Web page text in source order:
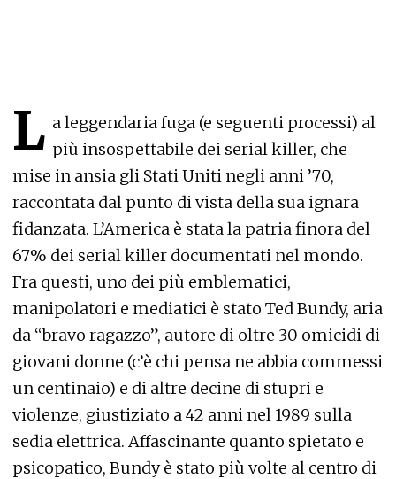
L a leggendaria fuga (e seguenti processi) al
più insospettabile dei serial killer, che
mise in ansia gli Stati Uniti negli anni ’70,
raccontata dal punto di vista della sua ignara
fidanzata. L’America è stata la patria finora del
67% dei serial killer documentati nel mondo.
Fra questi, uno dei più emblematici,
manipolatori e mediatici è stato Ted Bundy, aria
da “bravo ragazzo”, autore di oltre 30 omicidi di
giovani donne (c’è chi pensa ne abbia commessi
un centinaio) e di altre decine di stupri e
violenze, giustiziato a 42 anni nel 1989 sulla
sedia elettrica. Affascinante quanto spietato e
psicopatico, Bundy è stato più volte al centro di